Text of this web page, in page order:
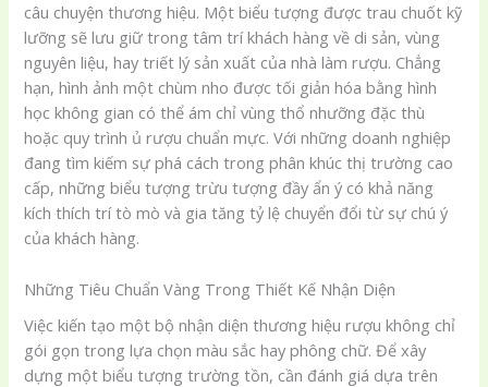
câu chuyện thương hiệu. Một biểu tượng được trau chuốt kỹ
lưỡng sẽ lưu giữ trong tâm trí khách hàng về di sản, vùng
nguyên liệu, hay triết lý sản xuất của nhà làm rượu. Chẳng
hạn, hình ảnh một chùm nho được tối giản hóa bằng hình
học không gian có thể ám chỉ vùng thổ nhưỡng đặc thù
hoặc quy trình ủ rượu chuẩn mực. Với những doanh nghiệp
đang tìm kiếm sự phá cách trong phân khúc thị trường cao
cấp, những biểu tượng trừu tượng đầy ẩn ý có khả năng
kích thích trí tò mò và gia tăng tỷ lệ chuyển đổi từ sự chú ý
của khách hàng.
Những Tiêu Chuẩn Vàng Trong Thiết Kế Nhận Diện
Việc kiến tạo một bộ nhận diện thương hiệu rượu không chỉ
gói gọn trong lựa chọn màu sắc hay phông chữ. Để xây
dựng một biểu tượng trường tồn, cần đánh giá dựa trên